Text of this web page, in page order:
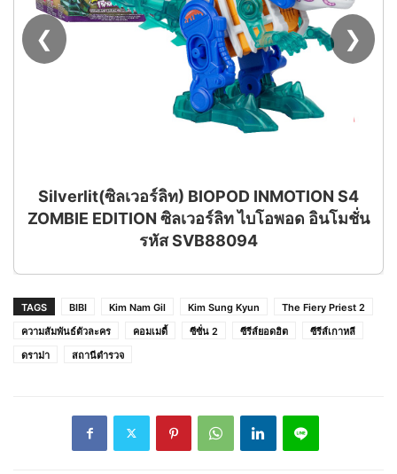
อร์ลิท) BIOPOD INMOTION S4
ซิลเวอร์ลิท ไบโอพอด อินโมชั่น
❮ ❯
TAGS BIBI Kim Nam Gil Kim Sung Kyun
The Fiery Priest 2
ความสัมพันธ์ตัวละคร
คอมเมดี้ ซีซั่น 2 ซีรีส์ยอดฮิต
ซีรีส์เกาหลี
ดราม่า
สถานีตำรวจ